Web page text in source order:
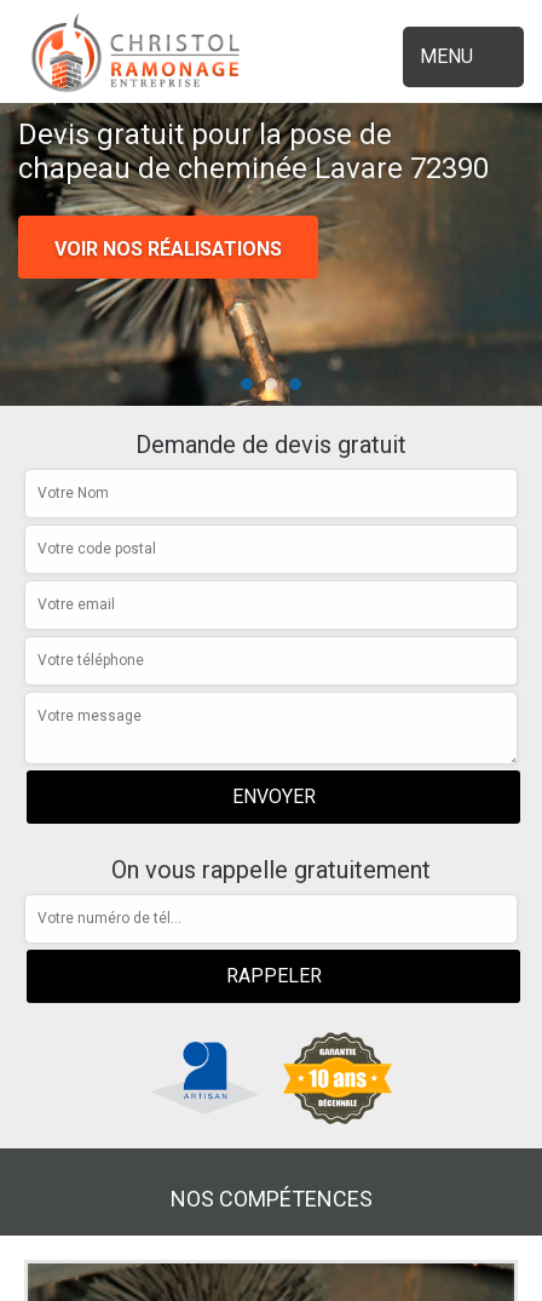
MENU
Devis gratuit pour la pose de
chapeau de cheminée Lavare 72390
VOIR NOS RÉALISATIONS
Demande de devis gratuit
On vous rappelle gratuitement
NOS COMPÉTENCES